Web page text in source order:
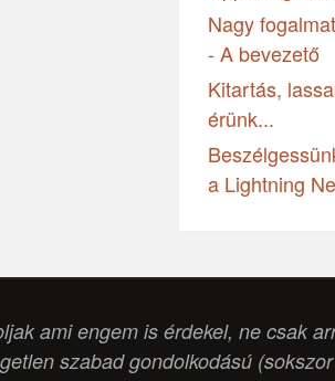
Nagy
- A bevezető
Kitartás,
érünk...
a Lightning
ami engem is érdekel, ne csak
szabad gondolkodású (